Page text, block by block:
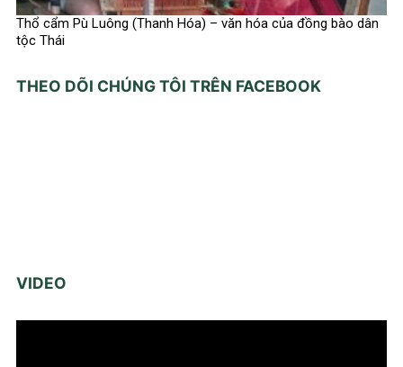
Thổ cẩm Pù Luông (Thanh Hóa) – văn hóa của đồng bào dân
tộc Thái
THEO DÕI CHÚNG TÔI TRÊN FACEBOOK
VIDEO